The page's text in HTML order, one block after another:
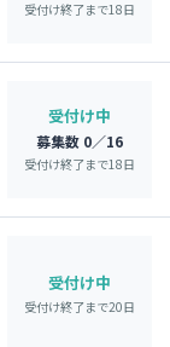
受付け終了まで18日
受付け中
募集数 0／16
受付け終了まで18日
受付け中
受付け終了まで20日